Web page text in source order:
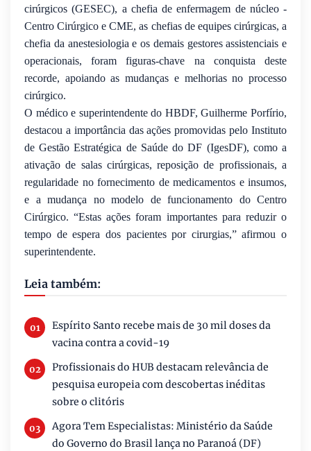
cirúrgicos (GESEC), a chefia de enfermagem de núcleo -
Centro Cirúrgico e CME, as chefias de equipes cirúrgicas, a
chefia da anestesiologia e os demais gestores assistenciais e
operacionais, foram figuras-chave na conquista deste
recorde, apoiando as mudanças e melhorias no processo
cirúrgico.
O médico e superintendente do HBDF, Guilherme Porfírio,
destacou a importância das ações promovidas pelo Instituto
de Gestão Estratégica de Saúde do DF (IgesDF), como a
ativação de salas cirúrgicas, reposição de profissionais, a
regularidade no fornecimento de medicamentos e insumos,
e a mudança no modelo de funcionamento do Centro
Cirúrgico. “Estas ações foram importantes para reduzir o
tempo de espera dos pacientes por cirurgias,” afirmou o
superintendente.
Leia também:
Espírito Santo recebe mais de 30 mil doses da
vacina contra a covid-19
Profissionais do HUB destacam relevância de
pesquisa europeia com descobertas inéditas
sobre o clitóris
Agora Tem Especialistas: Ministério da Saúde
do Governo do Brasil lança no Paranoá (DF)